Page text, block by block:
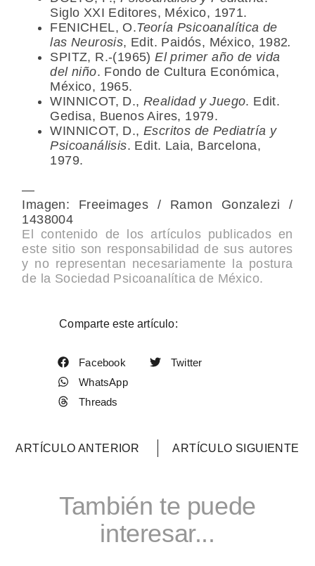
Siglo XXI Editores, México, 1971.
FENICHEL, O.Teoría Psicoanalítica de
las Neurosis, Edit. Paidós, México, 1982.
SPITZ, R.-(1965)El primer año de vida
del niño. Fondo de Cultura Económica,
México, 1965.
WINNICOT, D., Realidad y Juego. Edit.
Gedisa, Buenos Aires, 1979.
WINNICOT, D., Escritos de Pediatría y
Psicoanálisis. Edit. Laia, Barcelona,
1979.
—
Imagen: Freeimages / Ramon Gonzalezi /
1438004
El contenido de los artículos publicados en
este sitio son responsabilidad de sus autores
y no representan necesariamente la postura
de la Sociedad Psicoanalítica de México.
Comparte este artículo:
Facebook
Twitter
WhatsApp
Threads
ARTÍCULO ANTERIOR ARTÍCULO SIGUIENTE
También te puede
interesar...